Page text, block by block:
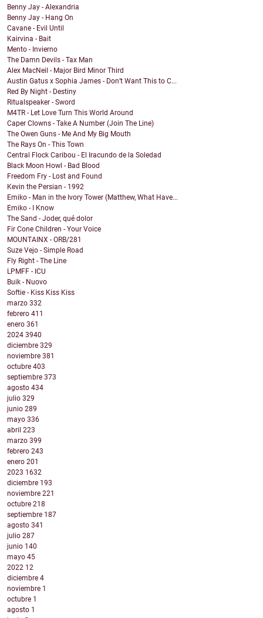
Benny Jay - Alexandria
Benny Jay - Hang On
Cavane - Evil Until
Kairvina - Bait
Mento - Invierno
The Damn Devils - Tax Man
Alex MacNeil - Major Bird Minor Third
Austin Gatus x Sophia James - Don’t Want This to C...
Red By Night - Destiny
Ritualspeaker - Sword
M4TR - Let Love Turn This World Around
Caper Clowns - Take A Number (Join The Line)
The Owen Guns - Me And My Big Mouth
The Rays On - This Town
Central Flock Caribou - El Iracundo de la Soledad
Black Moon Howl - Bad Blood
Freedom Fry - Lost and Found
Kevin the Persian - 1992
Emiko - Man in the Ivory Tower (Matthew, What Have...
Emiko - I Know
The Sand - Joder, qué dolor
Fir Cone Children - Your Voice
MOUNTAINX - ORB/281
Suze Vejo - Simple Road
Fly Right - The Line
LPMFF - ICU
Buik - Nuovo
Softie - Kiss Kiss Kiss
marzo 332
febrero 411
enero 361
2024 3940
diciembre 329
noviembre 381
octubre 403
septiembre 373
agosto 434
julio 329
junio 289
mayo 336
abril 223
marzo 399
febrero 243
enero 201
2023 1632
diciembre 193
noviembre 221
octubre 218
septiembre 187
agosto 341
julio 287
junio 140
mayo 45
2022 12
diciembre 4
noviembre 1
octubre 1
agosto 1